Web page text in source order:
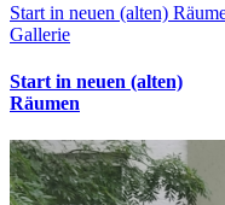
Start in neuen (alten)
Gallerie
Start in neuen (alten)
Räumen
Copyright 2016 -
3FISH
Laden der Seite